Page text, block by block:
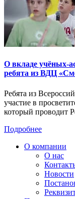
О вкладе учёных-
ребята из ВДЦ
Ребята из
участие в
который проводит
Подробнее
О компании
О нас
Новости